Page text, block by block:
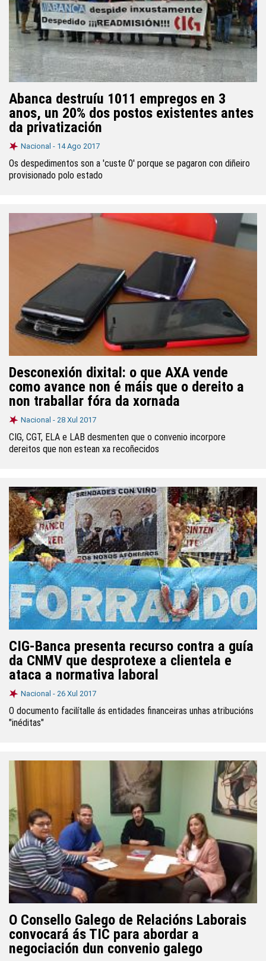
Abanca destruíu 1011 empregos en 3
anos, un 20% dos postos existentes antes
da privatización
Nacional - 14 Ago 2017
Os despedimentos son a 'custe 0' porque se pagaron con diñeiro
provisionado polo estado
Desconexión dixital: o que AXA vende
como avance non é máis que o dereito a
non traballar fóra da xornada
Nacional - 28 Xul 2017
CIG, CGT, ELA e LAB desmenten que o convenio incorpore
dereitos que non estean xa recoñecidos
CIG-Banca presenta recurso contra a guía
da CNMV que desprotexe a clientela e
ataca a normativa laboral
Nacional - 26 Xul 2017
O documento facilítalle ás entidades financeiras unhas atribucións
"inéditas"
O Consello Galego de Relacións Laborais
convocará ás TIC para abordar a
negociación dun convenio galego